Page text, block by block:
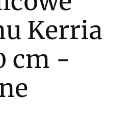
Kerria
cm -